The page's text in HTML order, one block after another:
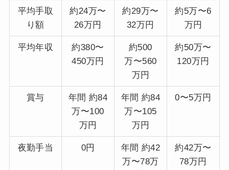
平均手取
り額
約24万〜
26万円
約29万〜
32万円
約5万〜6
万円
平均年収
約380〜
450万円
約500
万〜560
万円
約50万〜
120万円
賞与
年間 約84
万〜100
万円
年間 約84
万〜105
万円
0〜5万円
夜勤手当 0円
年間 約42
万〜78万
約42万〜
78万円